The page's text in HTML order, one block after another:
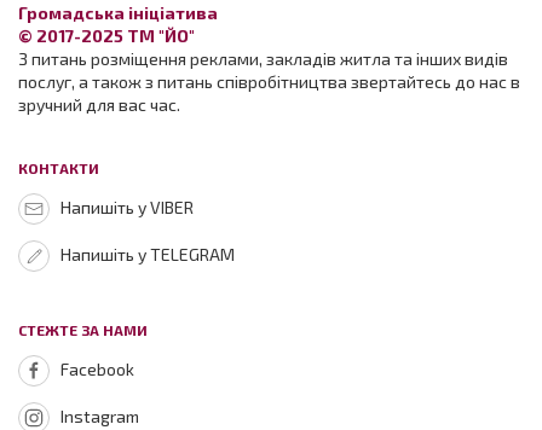
Громадська ініціатива
© 2017-2025 ТМ "ЙО"
З питань розміщення реклами, закладів житла та інших видів
послуг, а також з питань співробітництва звертайтесь до нас в
зручний для вас час.
КОНТАКТИ
Напишіть у VIBER
Напишіть у TELEGRAM
СТЕЖТЕ ЗА НАМИ
Facebook
Instagram